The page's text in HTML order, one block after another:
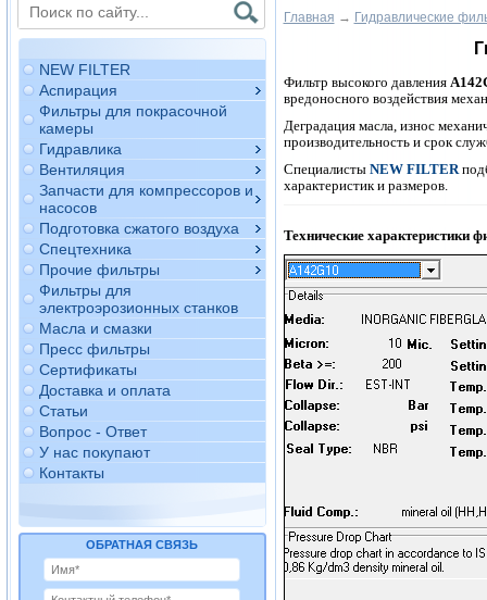
NEW FILTER
Аспирация
Фильтры для покрасочной
камеры
Гидравлика
Вентиляция
Запчасти для компрессоров и
насосов
Подготовка сжатого воздуха
Спецтехника
Прочие фильтры
Фильтры для
электроэрозионных станков
Масла и смазки
Пресс фильтры
Сертификаты
Доставка и оплата
Статьи
Вопрос - Ответ
У нас покупают
Контакты
ОБРАТНАЯ СВЯЗЬ
Главная → Гидравлические
Фильтр высокого давления
вредоносного воздействия
Деградация масла, износ
производительность и срок
Специалисты NEW FILTER
характеристик и размеров.
Технические характеристики